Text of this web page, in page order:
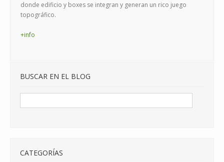
donde edificio y boxes se integran y generan un rico juego
topográfico.
+info
BUSCAR EN EL BLOG
CATEGORÍAS